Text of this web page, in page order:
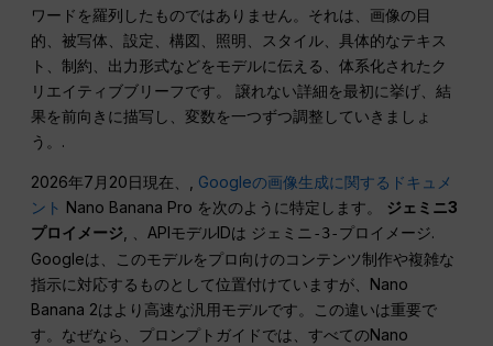
ワードを羅列したものではありません。それは、画像の目
的、被写体、設定、構図、照明、スタイル、具体的なテキス
ト、制約、出力形式などをモデルに伝える、体系化されたク
リエイティブブリーフです。 譲れない詳細を最初に挙げ、結
果を前向きに描写し、変数を一つずつ調整していきましょ
う。.
2026年7月20日現在、, Googleの画像生成に関するドキュメ
ント Nano Banana Pro を次のように特定します。 ジェミニ3
プロイメージ , 、APIモデルIDは ジェミニ-3-プロイメージ.
Googleは、このモデルをプロ向けのコンテンツ制作や複雑な
指示に対応するものとして位置付けていますが、Nano
Banana 2はより高速な汎用モデルです。この違いは重要で
す。なぜなら、プロンプトガイドでは、すべてのNano